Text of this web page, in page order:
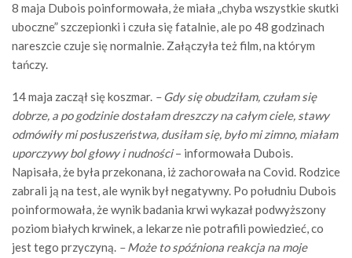
8 maja Dubois poinformowała, że miała „chyba wszystkie skutki
uboczne” szczepionki i czuła się fatalnie, ale po 48 godzinach
nareszcie czuje się normalnie. Załączyła też film, na którym
tańczy.
14 maja zaczął się koszmar. – Gdy się obudziłam, czułam się
dobrze, a po godzinie dostałam dreszczy na całym ciele, stawy
odmówiły mi posłuszeństwa, dusiłam się, było mi zimno, miałam
uporczywy bol głowy i nudności– informowała Dubois.
Napisała, że była przekonana, iż zachorowała na Covid. Rodzice
zabrali ją na test, ale wynik był negatywny. Po południu Dubois
poinformowała, że wynik badania krwi wykazał podwyższony
poziom białych krwinek, a lekarze nie potrafili powiedzieć, co
jest tego przyczyną. – Może to spóźniona reakcja na moje